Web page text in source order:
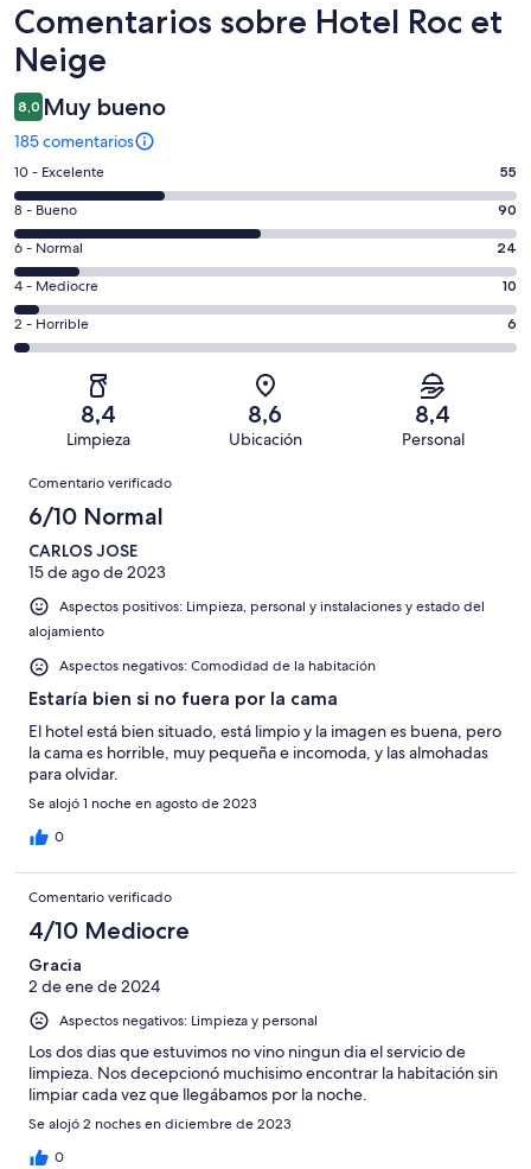
Comentarios
Comentarios sobre Hotel Roc et
Neige
8,0 Muy bueno
185 comentarios
55
comentarios
de
un
total
de
185
con
puntuación
10 - Excelente 55
90
comentarios
de
un
total
de
puntuación
8 - Bueno 90
24
comentarios
de
un
total
puntuación
Normal
6 - Normal 24
10
comentarios
de
una
puntuación
Mediocre
4 - Mediocre 10
6
comentarios
185
una
puntuación
de
2 - Horrible 6
8,4
Limpieza
8,6
Ubicación
8,4
Personal
Comentarios
Comentario verificado
6/10 Normal
CARLOS JOSE
15 de ago de 2023
Aspectos positivos: Limpieza, personal y instalaciones y estado del
alojamiento
Aspectos negativos: Comodidad de la habitación
Estaría bien si no fuera por la cama
El hotel está bien situado, está limpio y la imagen es buena, pero
la cama es horrible, muy pequeña e incomoda, y las almohadas
para olvidar.
Se alojó 1 noche en agosto de 2023
0
Comentario verificado
4/10 Mediocre
Gracia
2 de ene de 2024
Aspectos negativos: Limpieza y personal
Los dos dias que estuvimos no vino ningun dia el servicio de
limpieza. Nos decepcionó muchisimo encontrar la habitación sin
limpiar cada vez que llegábamos por la noche.
Se alojó 2 noches en diciembre de 2023
0